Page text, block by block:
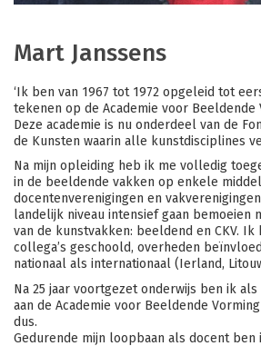
Mart Janssens
‘Ik ben van 1967 tot 1972 opgeleid tot
tekenen op de Academie voor Beeldende
Deze academie is nu onderdeel van de
de Kunsten waarin alle kunstdisciplines
Na mijn opleiding heb ik me volledig
in de beeldende vakken op enkele
docentenverenigingen en
landelijk niveau intensief gaan bemoeien
van de kunstvakken: beeldend en CKV. Ik
collega’s geschoold, overheden
nationaal als internationaal (Ierland,
Na 25 jaar voortgezet onderwijs ben ik
aan de Academie voor Beeldende
dus.
Gedurende mijn loopbaan als docent